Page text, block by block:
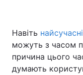
Україна
Економіка
Навіть
можуть з часом
причина цього
думають